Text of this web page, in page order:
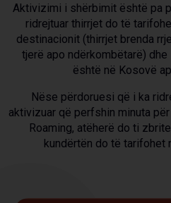
Aktivizimi i shërbimit është pa
ridrejtuar thirrjet do të
destinacionit (thirrjet brenda
tjerë apo ndërkombëtarë)
është në Kosovë
Nëse përdoruesi që i ka
aktivizuar që perfshin minuta
Roaming, atëherë do ti
kundërtën do të tarifohet